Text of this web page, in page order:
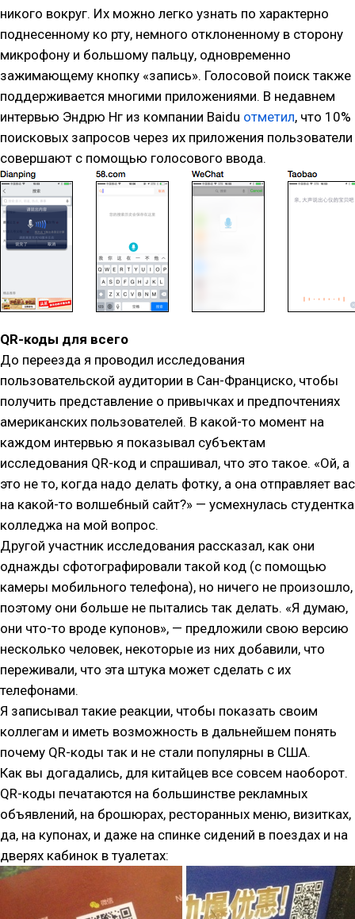
никого вокруг. Их можно легко узнать по характерно
поднесенному ко рту, немного отклоненному в сторону
микрофону и большому пальцу, одновременно
зажимающему кнопку «запись». Голосовой поиск также
поддерживается многими приложениями. В недавнем
интервью Эндрю Нг из компании Baidu отметил, что 10%
поисковых запросов через их приложения пользователи
совершают с помощью голосового ввода.
QR-коды для всего
До переезда я проводил исследования
пользовательской аудитории в Сан-Франциско, чтобы
получить представление о привычках и предпочтениях
американских пользователей. В какой-то момент на
каждом интервью я показывал субъектам
исследования QR-код и спрашивал, что это такое. «Ой, а
это не то, когда надо делать фотку, а она отправляет вас
на какой-то волшебный сайт?» — усмехнулась студентка
колледжа на мой вопрос.
Другой участник исследования рассказал, как они
однажды сфотографировали такой код (с помощью
камеры мобильного телефона), но ничего не произошло,
поэтому они больше не пытались так делать. «Я думаю,
они что-то вроде купонов», — предложили свою версию
несколько человек, некоторые из них добавили, что
переживали, что эта штука может сделать с их
телефонами.
Я записывал такие реакции, чтобы показать своим
коллегам и иметь возможность в дальнейшем понять
почему QR-коды так и не стали популярны в США.
Как вы догадались, для китайцев все совсем наоборот.
QR-коды печатаются на большинстве рекламных
объявлений, на брошюрах, ресторанных меню, визитках,
да, на купонах, и даже на спинке сидений в поездах и на
дверях кабинок в туалетах: